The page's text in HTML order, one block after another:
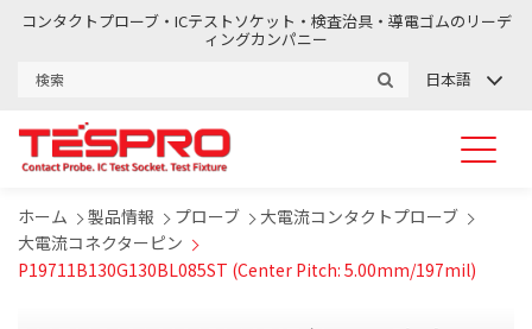
コンタクトプローブ・ICテストソケット・検査治具・導電ゴムのリーデ
ィングカンパニー
日本語
ホーム 製品情報 プローブ
大電流コンタクトプローブ
大電流コネクターピン
P19711B130G130BL085ST (Center Pitch: 5.00mm/197mil)